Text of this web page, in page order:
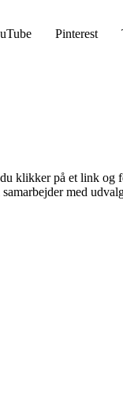
Pinterest
klikker på et link og
med